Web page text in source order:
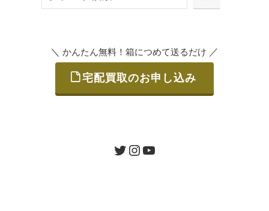
または梱包材不要の「集荷申込」からお選び
ご発送
＼ かんたん無料！箱につめて送るだけ ／
宅配買取のお申し込み
ツイッターインスタグラムユーチューブ